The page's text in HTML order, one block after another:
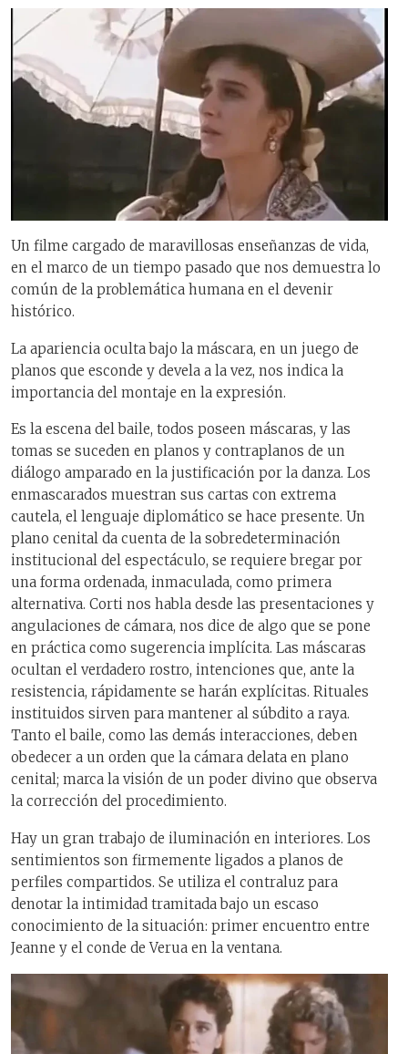
Un filme cargado de maravillosas enseñanzas de vida,
en el marco de un tiempo pasado que nos demuestra lo
común de la problemática humana en el devenir
histórico.
La apariencia oculta bajo la máscara, en un juego de
planos que esconde y devela a la vez, nos indica la
importancia del montaje en la expresión.
Es la escena del baile, todos poseen máscaras, y las
tomas se suceden en planos y contraplanos de un
diálogo amparado en la justificación por la danza. Los
enmascarados muestran sus cartas con extrema
cautela, el lenguaje diplomático se hace presente. Un
plano cenital da cuenta de la sobredeterminación
institucional del espectáculo, se requiere bregar por
una forma ordenada, inmaculada, como primera
alternativa. Corti nos habla desde las presentaciones y
angulaciones de cámara, nos dice de algo que se pone
en práctica como sugerencia implícita. Las máscaras
ocultan el verdadero rostro, intenciones que, ante la
resistencia, rápidamente se harán explícitas. Rituales
instituidos sirven para mantener al súbdito a raya.
Tanto el baile, como las demás interacciones, deben
obedecer a un orden que la cámara delata en plano
cenital; marca la visión de un poder divino que observa
la corrección del procedimiento.
Hay un gran trabajo de iluminación en interiores. Los
sentimientos son firmemente ligados a planos de
perfiles compartidos. Se utiliza el contraluz para
denotar la intimidad tramitada bajo un escaso
conocimiento de la situación: primer encuentro entre
Jeanne y el conde de Verua en la ventana.